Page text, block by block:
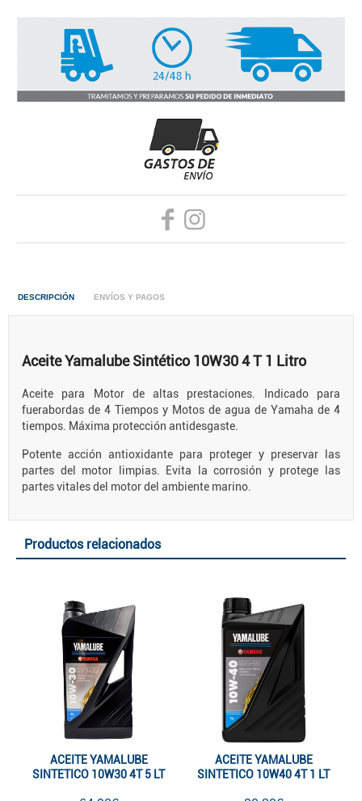
DESCRIPCIÓN ENVÍOS Y PAGOS
Aceite Yamalube Sintético 10W30 4 T 1 Litro
Aceite para Motor de altas prestaciones. Indicado para
fuerabordas de 4 Tiempos y Motos de agua de Yamaha de 4
tiempos. Máxima protección antidesgaste.
Potente acción antioxidante para proteger y preservar las
partes del motor limpias. Evita la corrosión y protege las
partes vitales del motor del ambiente marino.
Productos relacionados
ACEITE YAMALUBE
SINTETICO 10W30 4T 5 LT
ACEITE YAMALUBE
SINTETICO 10W40 4T 1 LT